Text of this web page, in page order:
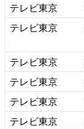
テレビ東京
テレビ東京
テレビ東京
テレビ東京
テレビ東京
テレビ東京